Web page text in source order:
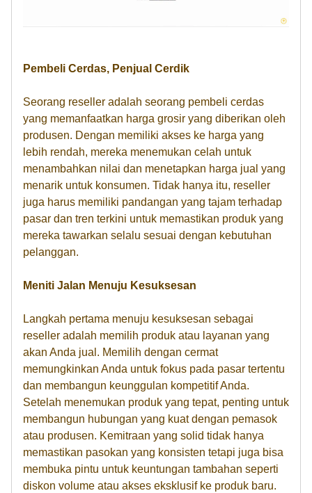
Pembeli Cerdas, Penjual Cerdik
Seorang reseller adalah seorang pembeli cerdas
yang memanfaatkan harga grosir yang diberikan oleh
produsen. Dengan memiliki akses ke harga yang
lebih rendah, mereka menemukan celah untuk
menambahkan nilai dan menetapkan harga jual yang
menarik untuk konsumen. Tidak hanya itu, reseller
juga harus memiliki pandangan yang tajam terhadap
pasar dan tren terkini untuk memastikan produk yang
mereka tawarkan selalu sesuai dengan kebutuhan
pelanggan.
Meniti Jalan Menuju Kesuksesan
Langkah pertama menuju kesuksesan sebagai
reseller adalah memilih produk atau layanan yang
akan Anda jual. Memilih dengan cermat
memungkinkan Anda untuk fokus pada pasar tertentu
dan membangun keunggulan kompetitif Anda.
Setelah menemukan produk yang tepat, penting untuk
membangun hubungan yang kuat dengan pemasok
atau produsen. Kemitraan yang solid tidak hanya
memastikan pasokan yang konsisten tetapi juga bisa
membuka pintu untuk keuntungan tambahan seperti
diskon volume atau akses eksklusif ke produk baru.